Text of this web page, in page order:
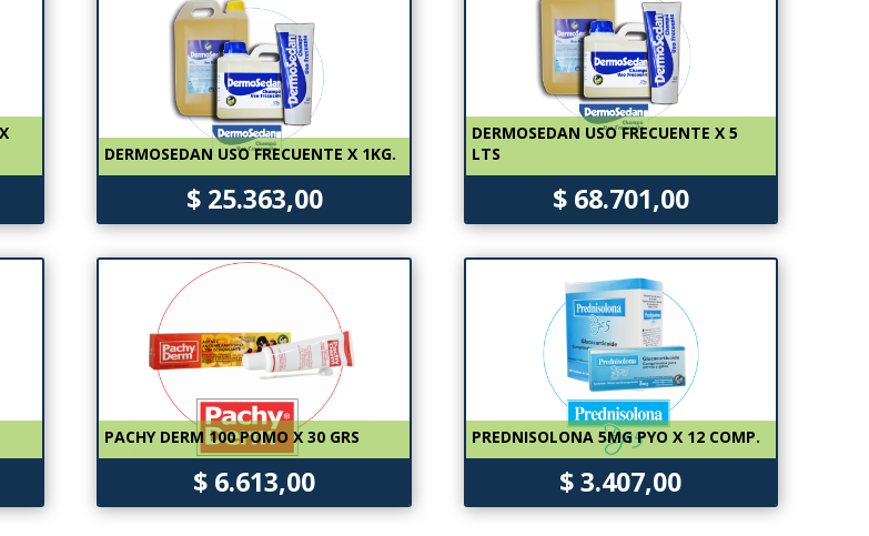
DERMOSEDAN USO FRECUENTE X 1KG.
$ 25.363,00
DERMOSEDAN USO FRECUENTE X 5
LTS
$ 68.701,00
PACHY DERM 100 POMO X 30 GRS
$ 6.613,00
PREDNISOLONA 5MG PYO X 12 COMP.
$ 3.407,00